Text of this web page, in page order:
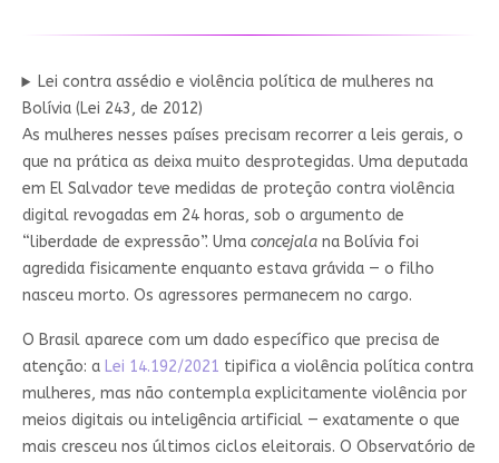
Lei contra assédio e violência política de mulheres na
Bolívia (Lei 243, de 2012)
As mulheres nesses países precisam recorrer a leis gerais, o
que na prática as deixa muito desprotegidas. Uma deputada
em El Salvador teve medidas de proteção contra violência
digital revogadas em 24 horas, sob o argumento de
“liberdade de expressão”. Uma concejala na Bolívia foi
agredida fisicamente enquanto estava grávida — o filho
nasceu morto. Os agressores permanecem no cargo.
O Brasil aparece com um dado específico que precisa de
atenção: a Lei 14.192/2021 tipifica a violência política contra
mulheres, mas não contempla explicitamente violência por
meios digitais ou inteligência artificial — exatamente o que
mais cresceu nos últimos ciclos eleitorais. O Observatório de